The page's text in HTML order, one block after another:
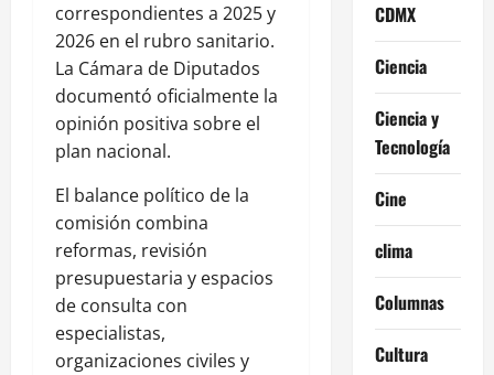
correspondientes a 2025 y
2026 en el rubro sanitario.
La Cámara de Diputados
documentó oficialmente la
opinión positiva sobre el
plan nacional.
El balance político de la
comisión combina
reformas, revisión
presupuestaria y espacios
de consulta con
especialistas,
organizaciones civiles y
CDMX
Ciencia
Ciencia y
Tecnología
Cine
clima
Columnas
Cultura